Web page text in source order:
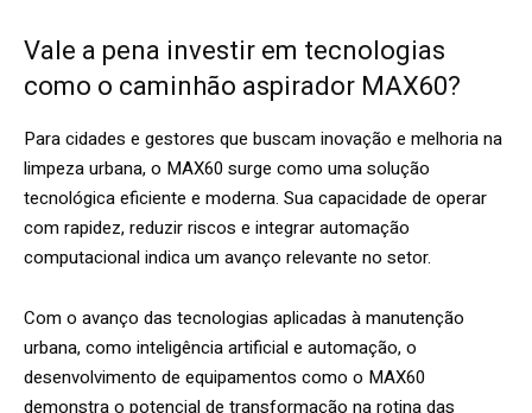
Vale a pena investir em tecnologias
como o caminhão aspirador MAX60?
Para cidades e gestores que buscam inovação e melhoria na
limpeza urbana, o MAX60 surge como uma solução
tecnológica eficiente e moderna. Sua capacidade de operar
com rapidez, reduzir riscos e integrar automação
computacional indica um avanço relevante no setor.
Com o avanço das tecnologias aplicadas à manutenção
urbana, como inteligência artificial e automação, o
desenvolvimento de equipamentos como o MAX60
demonstra o potencial de transformação na rotina das